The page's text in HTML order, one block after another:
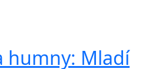
humny: Mladí